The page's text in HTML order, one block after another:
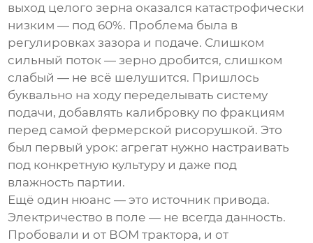
выход целого зерна оказался катастрофически
низким — под 60%. Проблема была в
регулировках зазора и подаче. Слишком
сильный поток — зерно дробится, слишком
слабый — не всё шелушится. Пришлось
буквально на ходу переделывать систему
подачи, добавлять калибровку по фракциям
перед самой фермерской рисорушкой. Это
был первый урок: агрегат нужно настраивать
под конкретную культуру и даже под
влажность партии.
Ещё один нюанс — это источник привода.
Электричество в поле — не всегда данность.
Пробовали и от ВОМ трактора, и от